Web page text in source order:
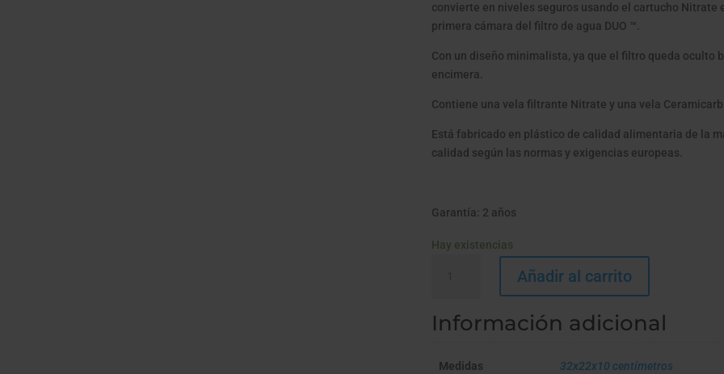
convierte en niveles seguros usando el cartucho Nitrate
primera cámara del filtro de agua DUO ™.
Con un diseño minimalista, ya que el filtro queda oculto
encimera.
Contiene una vela filtrante Nitrate y una vela
Está fabricado en plástico de calidad alimentaria de la
calidad según las normas y exigencias europeas.
Garantía: 2 años
Hay existencias
NITRATOS
Añadir al carrito
Información adicional
Medidas 32x22x10 centímetros